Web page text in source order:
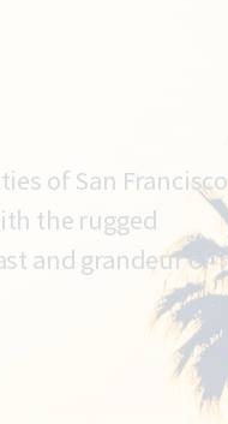
of San Francisco
the rugged
and grandeur of